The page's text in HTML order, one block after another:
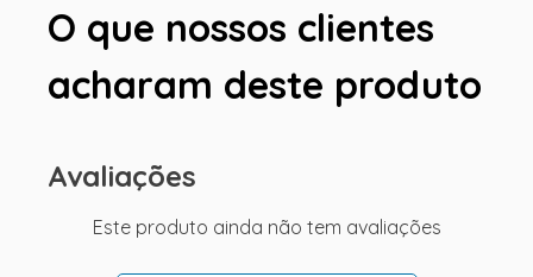
O que nossos clientes
acharam deste produto
Avaliações
Este produto ainda não tem avaliações